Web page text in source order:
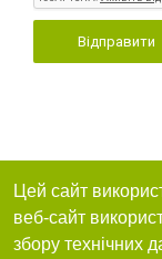
Відправити
Цей сайт
веб-сайт
збору технічних